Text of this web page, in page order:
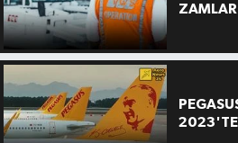
ZAMLAR
2023'TE